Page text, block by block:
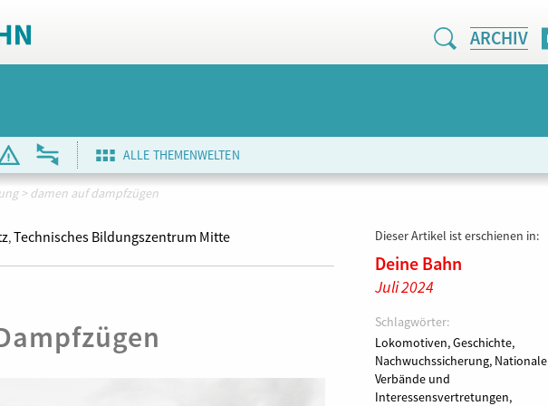
ARCHIV
ALLE THEMENWELTEN
>damen auf dampfzügen
,Technisches Bildungszentrum Mitte Dieser Artikel ist erschienen in:
Deine Bahn
Juli 2024
Schlagwörter:
Lokomotiven,Geschichte,
Nachwuchssicherung, Nationale
Verbände und
Interessensvertretungen,